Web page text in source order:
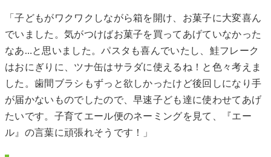
「子どもがワクワクしながら箱を開け、お菓子に大変喜ん
でいました。気がつけばお菓子を買ってあげていなかった
なあ…と思いました。パスタも喜んでいたし、鮭フレーク
はおにぎりに、ツナ缶はサラダに使えるね！と色々考えま
した。歯間ブラシもずっと欲しかったけど後回しになり手
が届かないものでしたので、早速子ども達に使わせてあげ
たいです。子育てエール便のネーミングを見て、『エー
ル』の言葉に頑張れそうです！」